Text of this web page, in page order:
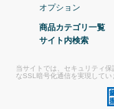
オプション
商品カテゴリ一覧
サイト内検索
当サイトでは、セキュリティ
なSSL暗号化通信を実現してい